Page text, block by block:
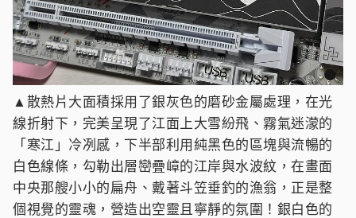
▲散熱片大面積採用了銀灰色的磨砂金屬處理，在光
線折射下，完美呈現了江面上大雪紛飛、霧氣迷濛的
「寒江」冷冽感，下半部利用純黑色的區塊與流暢的
白色線條，勾勒出層巒疊嶂的江岸與水波紋，在畫面
中央那艘小小的扁舟、戴著斗笠垂釣的漁翁，正是整
個視覺的靈魂，營造出空靈且寧靜的氛圍！銀白色的